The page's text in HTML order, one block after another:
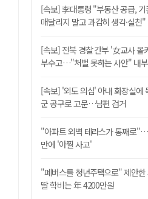
[속보] 李대통령 "부동산 공급, 기
매달리지 말고 과감히 생각·실천"
[속보] 전북 경찰 간부 '女교사 몰
부수고…"처벌 못하는 사안" 내
[속보] '외도 의심' 아내 화장실에
군 공구로 고문…남편 검거
"아파트 외벽 테라스가 통째로
만에 '아찔 사고'
"폐버스를 청년주택으로" 제안
딸 학비는 年 4200만원